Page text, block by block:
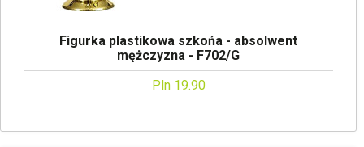
Figurka plastikowa szkońa - absolwent
mężczyzna - F702/G
Pln 19.90